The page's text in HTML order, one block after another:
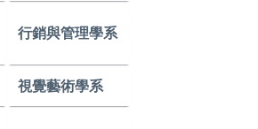
行銷與管理學系
視覺藝術學系